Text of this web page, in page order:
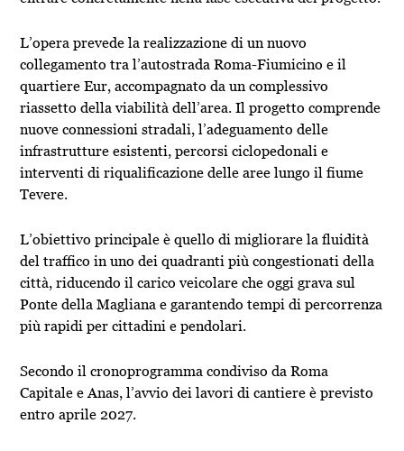
L’opera prevede la realizzazione di un nuovo
collegamento tra l’autostrada Roma-Fiumicino e il
quartiere Eur, accompagnato da un complessivo
riassetto della viabilità dell’area. Il progetto comprende
nuove connessioni stradali, l’adeguamento delle
infrastrutture esistenti, percorsi ciclopedonali e
interventi di riqualificazione delle aree lungo il fiume
Tevere.
L’obiettivo principale è quello di migliorare la fluidità
del traffico in uno dei quadranti più congestionati della
città, riducendo il carico veicolare che oggi grava sul
Ponte della Magliana e garantendo tempi di percorrenza
più rapidi per cittadini e pendolari.
Secondo il cronoprogramma condiviso da Roma
Capitale e Anas, l’avvio dei lavori di cantiere è previsto
entro aprile 2027.